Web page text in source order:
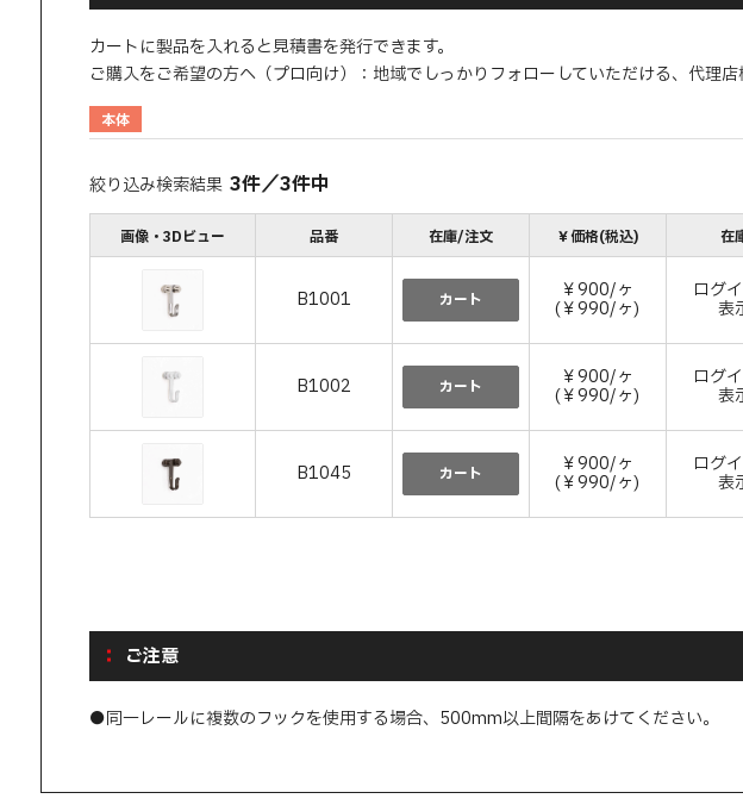
カートに製品を入れると見積書を発行できます。
ご購入をご希望の方へ（プロ向け）：地域でしっかりフォローしていただける、代理
本体
絞り込み検索結果 3件／3件中
画像・3Dビュー 品番 在庫/注文 ￥価格(税込) 在
B1001 カート ￥900/ヶ
(￥990/ヶ)
ログ
表
B1002 カート ￥900/ヶ
(￥990/ヶ)
ログ
表
B1045 カート ￥900/ヶ
(￥990/ヶ)
ログ
表
ご注意
●同一レールに複数のフックを使用する場合、500mm以上間隔をあけてください。